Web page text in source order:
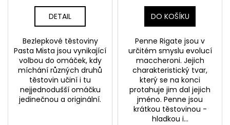
DETAIL
Bezlepkové těstoviny
Pasta Mista jsou vynikající
volbou do omáček, kdy
míchání různých druhů
těstovin učiní i tu
nejjednodušší omáčku
jedinečnou a originální.
DO KOŠÍKU
Penne Rigate jsou v
určitém smyslu evolucí
maccheroni. Jejich
charakteristický tvar,
který se na konci
protahuje jim dal jejich
jméno. Penne jsou
krátkou těstovinou -
hladkou i...